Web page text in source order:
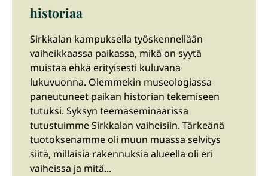
historiaa
Sirkkalan kampuksella työskennellään
vaiheikkaassa paikassa, mikä on syytä
muistaa ehkä erityisesti kuluvana
lukuvuonna. Olemmekin museologiassa
paneutuneet paikan historian tekemiseen
tutuksi. Syksyn teemaseminaarissa
tutustuimme Sirkkalan vaiheisiin. Tärkeänä
tuotoksenamme oli muun muassa selvitys
siitä, millaisia rakennuksia alueella oli eri
vaiheissa ja mitä...